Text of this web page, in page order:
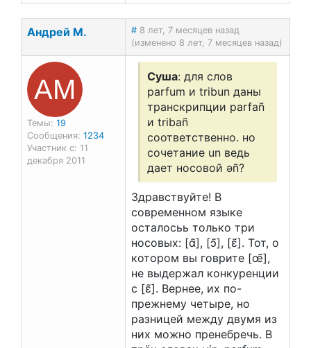
Андрей М. # 8 лет, 7 месяцев назад
(изменено 8 лет, 7 месяцев назад)
АМ
Темы: 19
Сообщения: 1234
Участник с: 11
декабря 2011
Суша: для слов
parfum и tribun даны
транскрипции parfаñ
и tribаñ
соответственно. но
сочетание un ведь
дает носовой əñ?
Здравствуйте! В
современном языке
осталосьь только три
носовых: [ɑ̃], [ɔ̃], [ɛ̃]. Тот, о
котором вы говрите [œ̃],
не выдержал конкуренции
с [ɛ̃]. Вернее, их по-
прежнему четыре, но
разницей между двумя из
них можно пренебречь. В